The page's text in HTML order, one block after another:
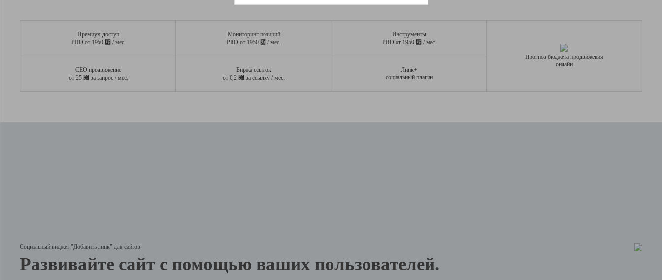
Премиум доступ
PRO от 1950 ⃏ / мес.
Мониторинг позиций
PRO от 1950 ⃏ / мес.
Инструменты
PRO от 1950 ⃏ / мес.
СЕО продвижение
от 25 ⃏ за запрос / мес.
Биржа ссылок
от 0,2 ⃏ за ссылку / мес.
Линк+
социальный плагин
Прогноз бюджета продвижения
онлайн
Социальный виджет "Добавить линк" для сайтов
Развивайте сайт с помощью ваших пользователей.